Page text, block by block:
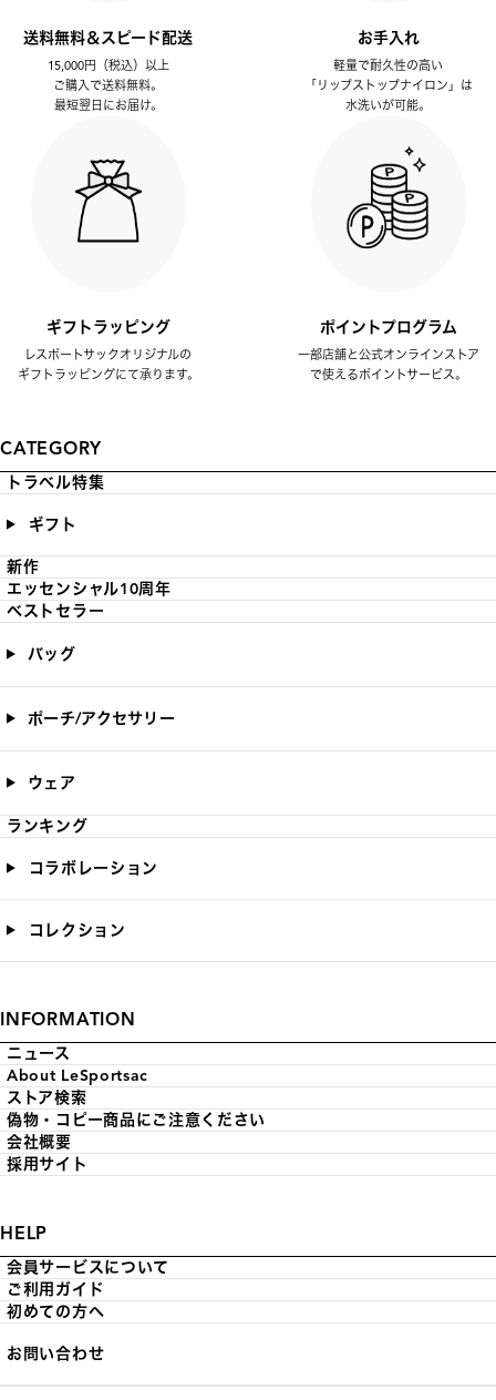
送料無料＆スピード配送
15,000円（税込）以上
ご購入で送料無料。
最短翌日にお届け。
お手入れ
軽量で耐久性の高い
「リップストップナイロン」は
水洗いが可能。
ギフトラッピング
レスポートサックオリジナルの
ギフトラッピングにて承ります。
ポイントプログラム
一部店舗と公式オンラインストア
で使えるポイントサービス。
CATEGORY
トラベル特集
ギフト
新作
エッセンシャル10周年
ベストセラー
バッグ
ポーチ/アクセサリー
ウェア
ランキング
コラボレーション
コレクション
INFORMATION
ニュース
About LeSportsac
ストア検索
偽物・コピー商品にご注意ください
会社概要
採用サイト
HELP
会員サービスについて
ご利用ガイド
初めての方へ
お問い合わせ